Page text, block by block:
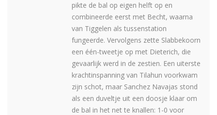
pikte de bal op eigen helft op en
combineerde eerst met Becht, waarna
van Tiggelen als tussenstation
fungeerde. Vervolgens zette Slabbekoorn
een één-tweetje op met Dieterich, die
gevaarlijk werd in de zestien. Een uiterste
krachtinspanning van Tilahun voorkwam
zijn schot, maar Sanchez Navajas stond
als een duveltje uit een doosje klaar om
de bal in het net te knallen: 1-0 voor